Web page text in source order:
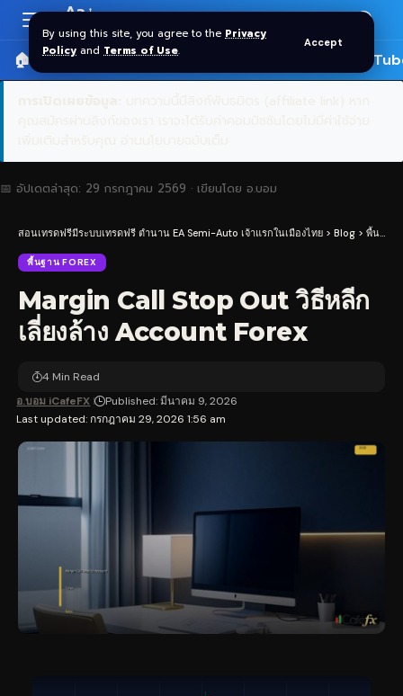
By using this site, you agree to the Privacy
Policy and Terms of Use.
Accept
Resizer
Aa
🏠 หน้าแรก ราคาทอง SPDR 🎬
📅 อัปเดตล่าสุด: 29 กรกฎาคม 2569 · เขียนโดย อ.บอม
สอนเทรดฟรีมีระบบเทรดฟรี ตำนาน EA Semi-Auto เจ้าแรกในเมืองไทย > Blog > พื้นฐาน Forex
พื้นฐาน FOREX
Margin Call Stop Out วิธีหลีก
เลี่ยงล้าง Account Forex
Last updated: กรกฎาคม 29, 2026 1:56 am
อ.บอม iCafeFX Published: มีนาคม 9, 2026
4 Min Read